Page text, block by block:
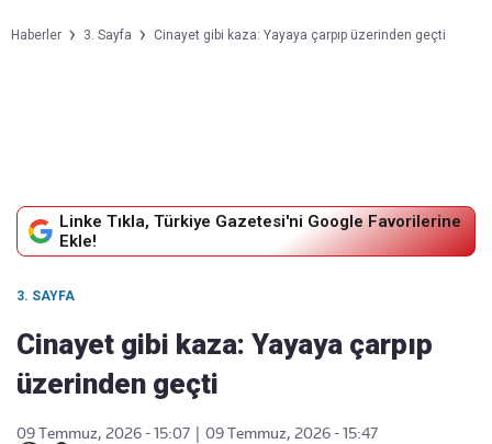
Haberler 3. Sayfa Cinayet gibi kaza: Yayaya çarpıp üzerinden geçti
Linke Tıkla, Türkiye Gazetesi'ni Google Favorilerine
Ekle!
3. SAYFA
Cinayet gibi kaza: Yayaya çarpıp
üzerinden geçti
09 Temmuz, 2026 - 15:07
09 Temmuz, 2026 - 15:47